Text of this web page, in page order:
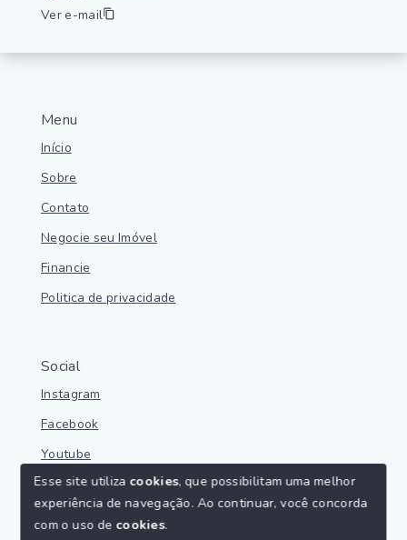
Menu
Início
Sobre
Contato
Negocie seu Imóvel
Financie
Politica de privacidade
Social
Instagram
Facebook
Youtube
© Copyright 2026 - Parnaíba Imoveis - Todos os direitos
Ver e-mail
Esse site utiliza cookies, que possibilitam uma melhor
experiência de navegação. Ao continuar, você concorda
com o uso de cookies.